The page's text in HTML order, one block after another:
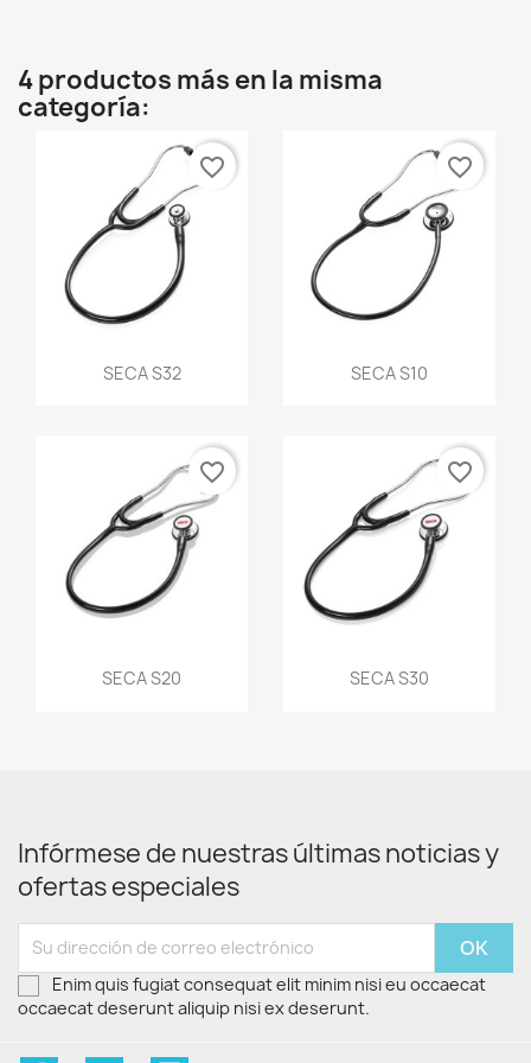
4 productos más en la misma
categoría:
Vista rápida
SECA S32
favorite_border
Vista rápida
SECA S10
favorite_border
Vista rápida
SECA S20
favorite_border
Vista rápida
SECA S30
favorite_border
Infórmese de nuestras últimas noticias y
ofertas especiales
Enim quis fugiat consequat elit minim nisi eu occaecat
occaecat deserunt aliquip nisi ex deserunt.